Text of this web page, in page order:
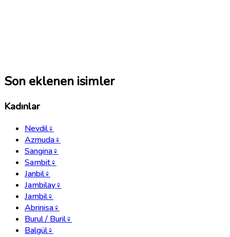
Son eklenen isimler
Kadınlar
Nevdil♀
Azmuda♀
Sangina♀
Sambit♀
Janbil♀
Jambilay♀
Jambil♀
Abrinisa♀
Burul / Buril♀
Balgül♀